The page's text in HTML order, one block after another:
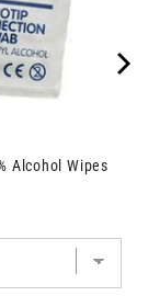
Alcohol Wipes